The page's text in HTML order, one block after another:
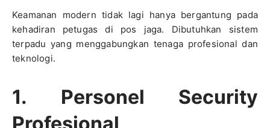
Keamanan modern tidak lagi hanya bergantung pada
kehadiran petugas di pos jaga. Dibutuhkan sistem
terpadu yang menggabungkan tenaga profesional dan
teknologi.
1. Personel Security